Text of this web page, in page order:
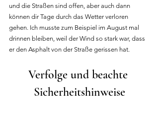
und die Straßen sind offen, aber auch dann
können dir Tage durch das Wetter verloren
gehen. Ich musste zum Beispiel im August mal
drinnen bleiben, weil der Wind so stark war, dass
er den Asphalt von der Straße gerissen hat.
Verfolge und beachte
Sicherheitshinweise